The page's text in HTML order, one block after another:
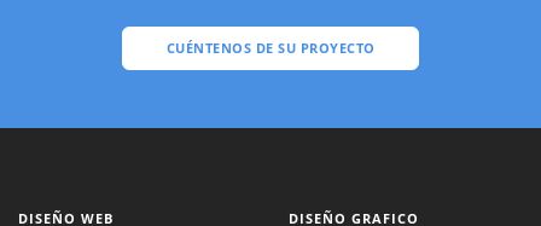
CUÉNTENOS DE SU PROYECTO
DISEÑO WEB DISEÑO GRAFICO